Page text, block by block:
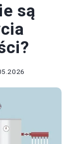
są